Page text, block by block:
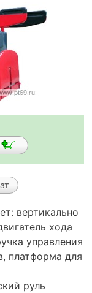
вертикально
хода
управления
платформа для
руль